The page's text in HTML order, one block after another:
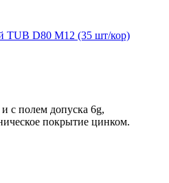
TUB D80 M12 (35 шт/кор)
с полем допуска 6g,
покрытие цинком.